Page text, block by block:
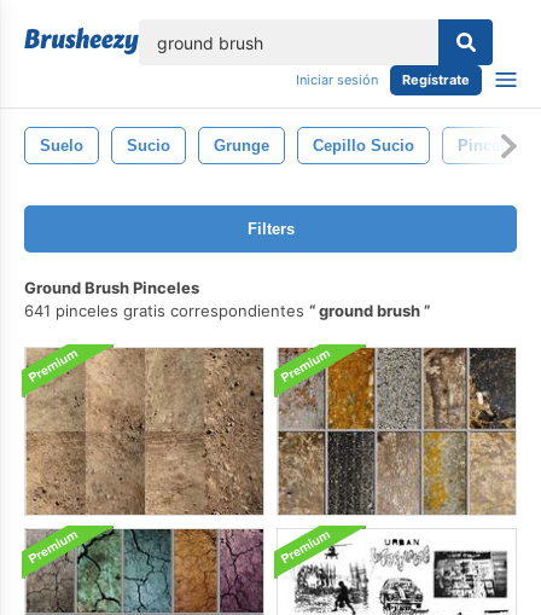
Iniciar sesión Regístrate
Suelo Sucio Grunge Cepillo Sucio Pinceles
Filters
Ground Brush Pinceles
641 pinceles gratis correspondientes
ground brush